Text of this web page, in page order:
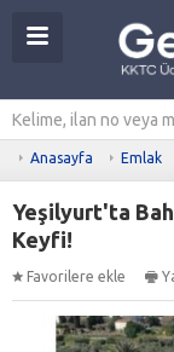
Anasayfa Emlak
Yeşilyurt'ta
Keyfi!
Favorilere ekle